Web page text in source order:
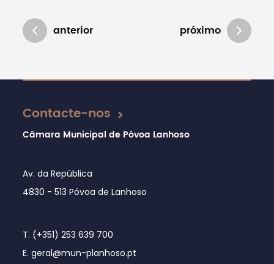
anterior próximo
Atualizado em 08/05/2018
Contacte-nos
Câmara Municipal de Póvoa Lanhoso
Av. da República
4830 - 513 Póvoa de Lanhoso
T. (+351) 253 639 700
E. geral@mun-planhoso.pt